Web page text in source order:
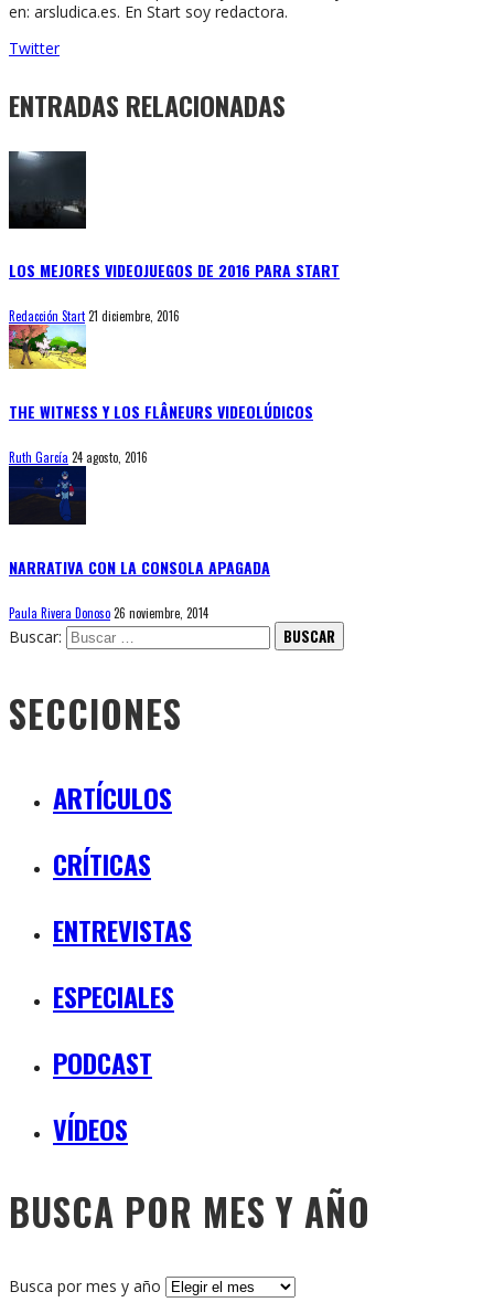
en: arsludica.es. En Start soy redactora.
Twitter
ENTRADAS RELACIONADAS
LOS MEJORES VIDEOJUEGOS DE 2016 PARA START
Redacción Start21 diciembre, 2016
THE WITNESS Y LOS FLÂNEURS VIDEOLÚDICOS
Ruth García 24 agosto, 2016
NARRATIVA CON LA CONSOLA APAGADA
Paula Rivera Donoso26 noviembre, 2014
Buscar:
SECCIONES
ARTÍCULOS
CRÍTICAS
ENTREVISTAS
ESPECIALES
PODCAST
VÍDEOS
BUSCA POR MES Y AÑO
Busca por mes y año